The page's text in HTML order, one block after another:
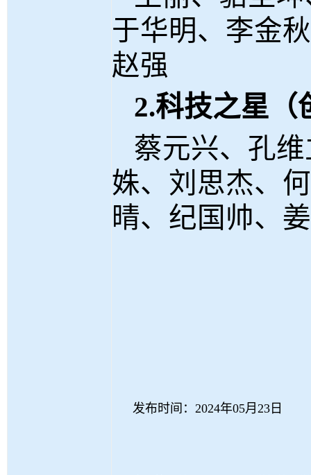
于华明、李金
赵强
2.科技之星（
蔡元兴、孔
姝、刘思杰、
晴、纪国帅、
发布时间：2024年05月23日